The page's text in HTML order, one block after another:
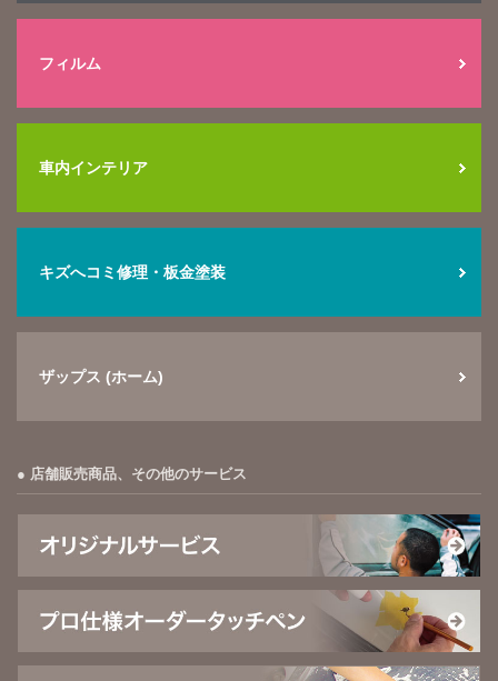
フィルム
車内インテリア
キズへコミ修理・板金塗装
ザップス (ホーム)
店舗販売商品、その他のサービス